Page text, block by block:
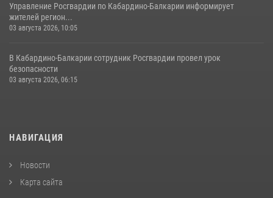
Управление Росгвардии по Кабардино-Балкарии информирует
жителей регион...
03 августа 2026, 10:05
В Кабардино‑Балкарии сотрудник Росгвардии провел урок
безопасности
03 августа 2026, 06:15
НАВИГАЦИЯ
Новости
Карта сайта